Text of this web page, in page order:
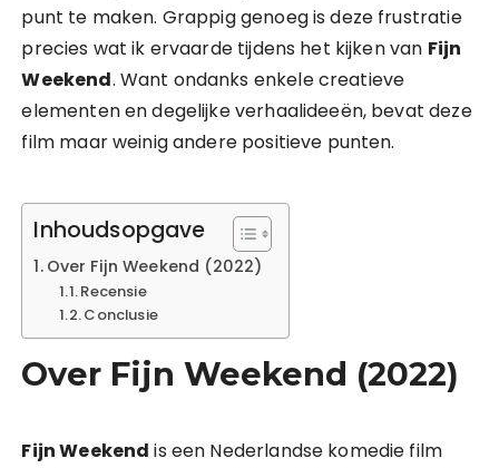
punt te maken. Grappig genoeg is deze frustratie
precies wat ik ervaarde tijdens het kijken van Fijn
Weekend. Want ondanks enkele creatieve
elementen en degelijke verhaalideeën, bevat deze
film maar weinig andere positieve punten.
Inhoudsopgave
Over Fijn Weekend (2022)
Recensie
Conclusie
Over Fijn Weekend (2022)
Fijn Weekend is een Nederlandse komedie film